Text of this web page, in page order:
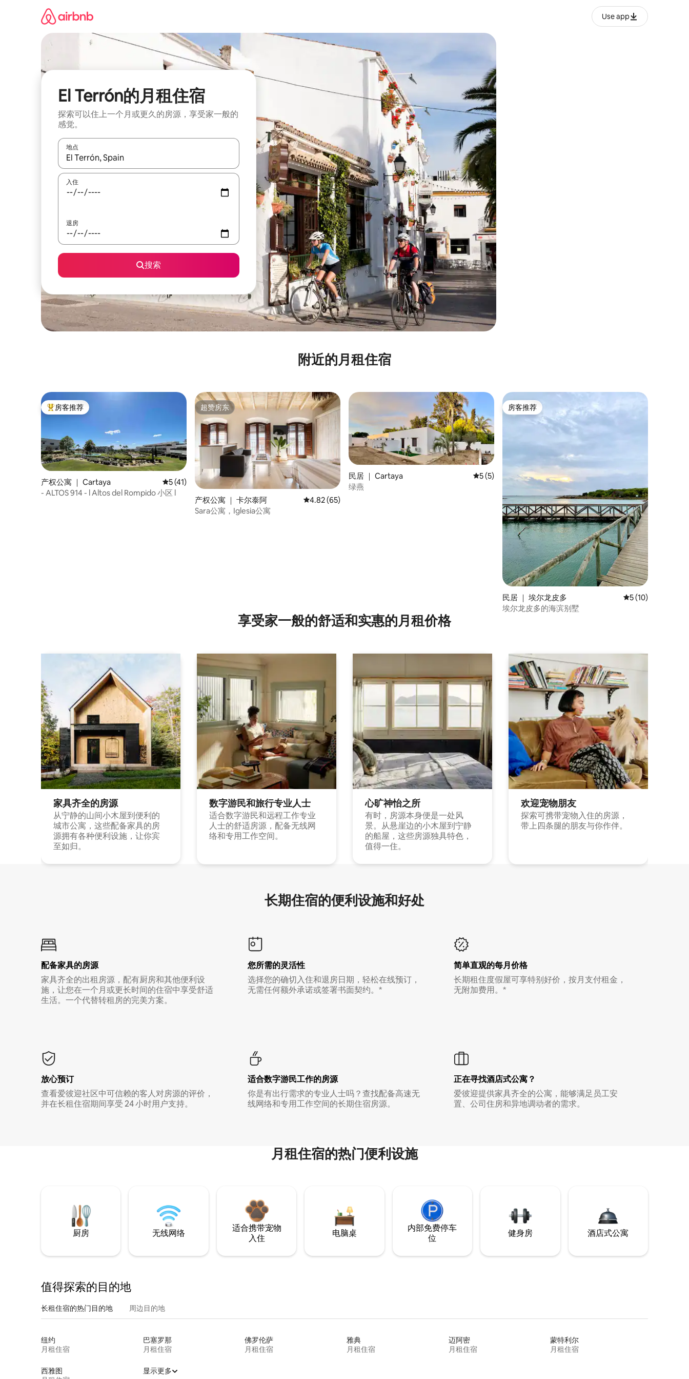
Use app
El Terrón的月租住宿
探索可以住上一个月或更久的房源，享受家一般的
感觉。
地点
如有搜索结果，请使用上下方向键查看，或通过点击或滑动手势浏览。
入住
退房
搜索
附近的月租住宿
热门「房客推荐」
房客推荐
产权公寓 ｜ Cartaya 平均评分 5 分（满分 5 分），共 41 条评价
5 (41)
- ALTOS 914 - l Altos del Rompido 小区 l
超赞房东
超赞房东
产权公寓 ｜ 卡尔泰阿 平均评分 4.82 分（满分 5 分），共 65 条评价
4.82 (65)
Sara公寓，Iglesia公寓
民居 ｜ Cartaya 平均评分 5 分（满分 5 分），共 5 条评价
5 (5)
绿燕
房客推荐
房客推荐
民居 ｜ 埃尔龙皮多 平均评分 5 分（满
5 (10)
埃尔龙皮多的海滨别墅
享受家一般的舒适和实惠的月租价格
家具齐全的房源
从宁静的山间小木屋到便利的
城市公寓，这些配备家具的房
源拥有各种便利设施，让你宾
至如归。
数字游民和旅行专业人士
适合数字游民和远程工作专业
人士的舒适房源，配备无线网
络和专用工作空间。
心旷神怡之所
有时，房源本身便是一处风
景。从悬崖边的小木屋到宁静
的船屋，这些房源独具特色，
值得一住。
欢迎宠物朋友
探索可携带宠物入住的房源，
带上四条腿的朋友与你作伴。
长期住宿的便利设施和好处
配备家具的房源
家具齐全的出租房源，配有厨房和其他便利设
施，让您在一个月或更长时间的住宿中享受舒适
生活。一个代替转租房的完美方案。
您所需的灵活性
选择您的确切入住和退房日期，轻松在线预订，
无需任何额外承诺或签署书面契约。*
简单直观的每月价格
长期租住度假屋可享特别好价，按月支付租金，
无附加费用。*
放心预订
查看爱彼迎社区中可信赖的客人对房源的评价，
并在长租住宿期间享受 24 小时用户支持。
适合数字游民工作的房源
你是有出行需求的专业人士吗？查找配备高速无
线网络和专用工作空间的长期住宿房源。
正在寻找酒店式公寓？
爱彼迎提供家具齐全的公寓，能够满足员工安
置、公司住房和异地调动者的需求。
月租住宿的热门便利设施
厨房 无线网络
适合携带宠物
入住
电脑桌
内部免费停车
位
健身房 酒店式公寓
值得探索的目的地
长租住宿的热门目的地 周边目的地
纽约
月租住宿
巴塞罗那
月租住宿
佛罗伦萨
月租住宿
雅典
月租住宿
迈阿密
月租住宿
蒙特利尔
月租住宿
西雅图
显示更多